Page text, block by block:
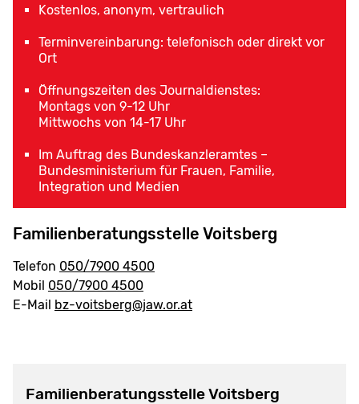
Kostenlos, anonym, vertraulich
Terminvereinbarung: telefonisch oder direkt vor
Ort
Öffnungszeiten des Journaldienstes:
Montags von 9-12 Uhr
Mittwochs von 14-17 Uhr
Im Auftrag des Bundeskanzleramtes –
Bundesministerium für Frauen, Familie,
Integration und Medien
Familienberatungsstelle Voitsberg
Telefon 050/7900 4500
Mobil 050/7900 4500
E-Mail bz-voitsberg@jaw.or.at
Familienberatungsstelle Voitsberg